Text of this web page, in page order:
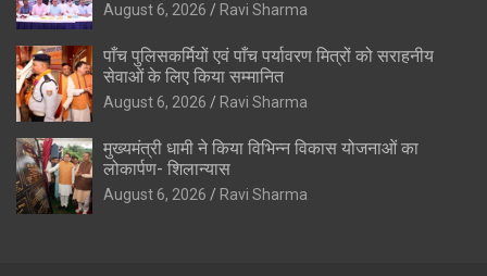
August 6, 2026 Ravi Sharma
पाँच पुलिसकर्मियों एवं पाँच पर्यावरण मित्रों को सराहनीय
सेवाओं के लिए किया सम्मानित
August 6, 2026 Ravi Sharma
मुख्यमंत्री धामी ने किया विभिन्न विकास योजनाओं का
लोकार्पण- शिलान्यास
August 6, 2026 Ravi Sharma